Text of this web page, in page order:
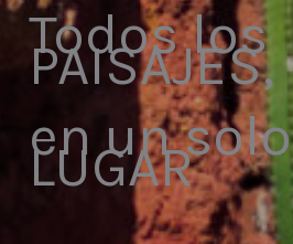
Todos los
PAISAJES,
en un solo
LUGAR